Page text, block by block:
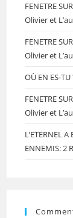
FENETRE
Olivier et
FENETRE
Olivier et
OÙ EN ES-
FENETRE
Olivier et
L’ETERNEL
ENNEMIS: 2